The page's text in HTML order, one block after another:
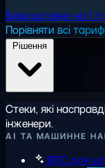
Безкоштовно на 1
Порівняти всі
Стеки, які
інженери.
AI ТА МАШИННЕ
ВПС для